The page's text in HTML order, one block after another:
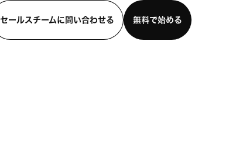
セールスチームに問い合わせる
無料で始める